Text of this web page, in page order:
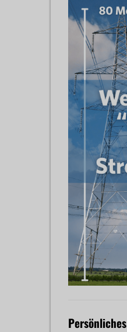
Persönliches